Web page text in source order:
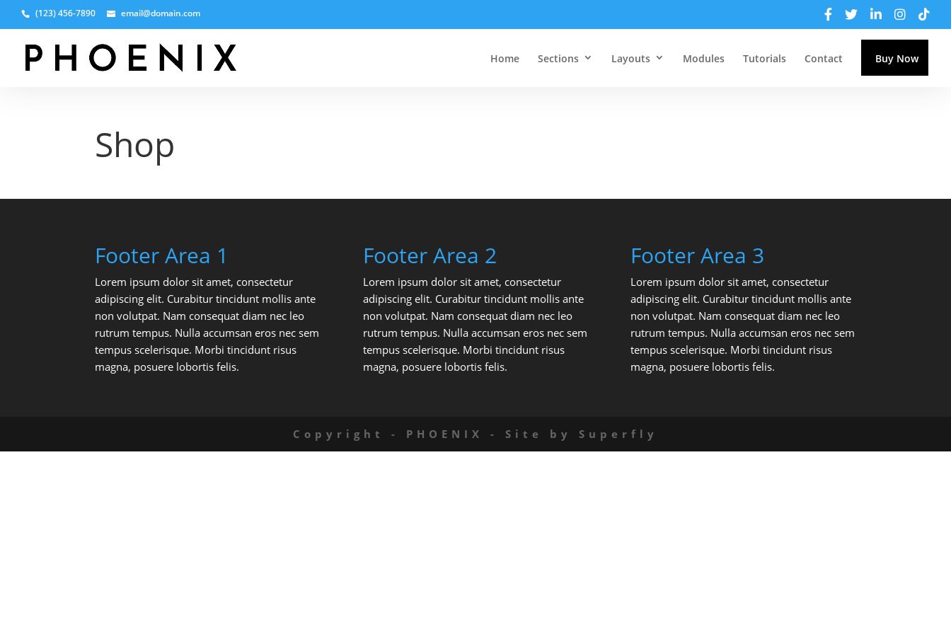
(123) 456-7890 email@domain.com
Home Sections Layouts Modules Tutorials Contact Buy Now
Shop
Footer Area 1
Lorem ipsum dolor sit amet, consectetur
adipiscing elit. Curabitur tincidunt mollis ante
non volutpat. Nam consequat diam nec leo
rutrum tempus. Nulla accumsan eros nec sem
tempus scelerisque. Morbi tincidunt risus
magna, posuere lobortis felis.
Footer Area 2
Lorem ipsum dolor sit amet, consectetur
adipiscing elit. Curabitur tincidunt mollis ante
non volutpat. Nam consequat diam nec leo
rutrum tempus. Nulla accumsan eros nec sem
tempus scelerisque. Morbi tincidunt risus
magna, posuere lobortis felis.
Footer Area 3
Lorem ipsum dolor sit amet, consectetur
adipiscing elit. Curabitur tincidunt mollis ante
non volutpat. Nam consequat diam nec leo
rutrum tempus. Nulla accumsan eros nec sem
tempus scelerisque. Morbi tincidunt risus
magna, posuere lobortis felis.
Copyright - PHOENIX - Site by Superfly